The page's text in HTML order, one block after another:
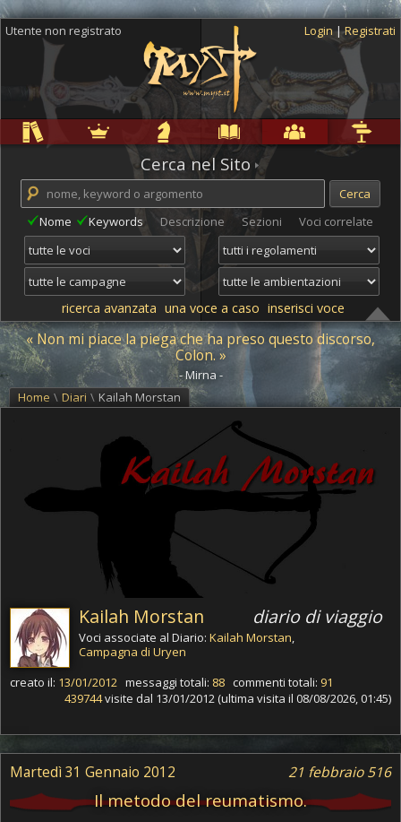
Utente non registrato Login |Registrati
Cerca nel Sito
Nome Keywords Descrizione Sezioni Voci correlate
ricerca avanzata una voce a caso inserisci voce
« Non mi piace la piega che ha preso questo discorso,
Colon. »
- Mirna -
Home \ Diari \ Kailah Morstan
diario di viaggio
Kailah Morstan
Voci associate al Diario: Kailah Morstan,
Campagna di Uryen
creato il: 13/01/2012 messaggi totali: 88 commenti totali: 91
439744visite dal 13/01/2012 (ultima visita il 08/08/2026, 01:45)
21 febbraio 516
Martedì 31 Gennaio 2012
Il metodo del reumatismo.